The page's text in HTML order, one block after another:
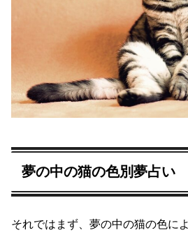
夢の中の猫の色別夢占い
それではまず、夢の中の猫の色に